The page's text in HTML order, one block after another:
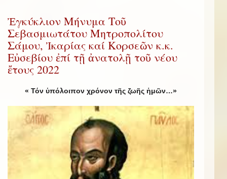
Ἐγκύκλιον Μήνυμα Τοῦ
Σεβασμιωτάτου Μητροπολίτου
Σάμου, Ἰκαρίας καί Κορσεῶν κ.κ.
Εὐσεβίου ἐπί τῇ ἀνατολῇ τοῦ νέου
ἔτους 2022
« Τόν ὑπόλοιπον χρόνον τῆς ζωῆς ἡμῶν…»